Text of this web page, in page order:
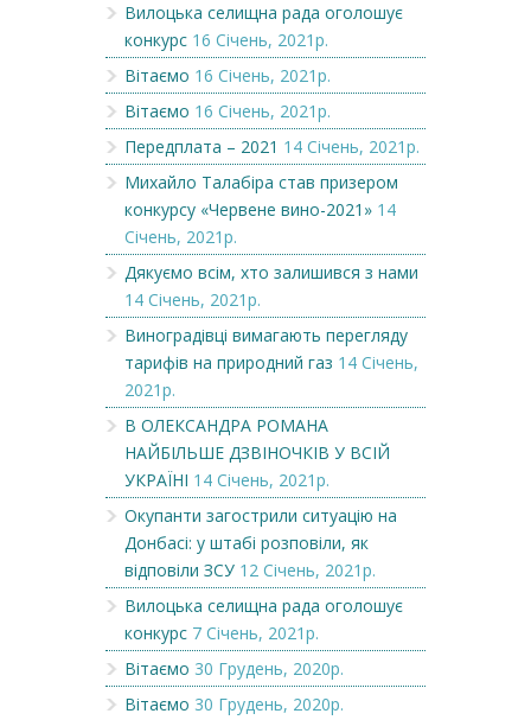
Вилоцька селищна рада оголошує
конкурс 16 Січень, 2021р.
Вітаємо 16 Січень, 2021р.
Вітаємо 16 Січень, 2021р.
Передплата – 2021 14 Січень, 2021р.
Михайло Талабіра став призером
конкурсу «Червене вино-2021» 14
Січень, 2021р.
Дякуємо всім, хто залишився з нами
14 Січень, 2021р.
Виноградівці вимагають перегляду
тарифів на природний газ 14 Січень,
2021р.
В ОЛЕКСАНДРА РОМАНА
НАЙБІЛЬШЕ ДЗВІНОЧКІВ У ВСІЙ
УКРАЇНІ 14 Січень, 2021р.
Окупанти загострили ситуацію на
Донбасі: у штабі розповіли, як
відповіли ЗСУ 12 Січень, 2021р.
Вилоцька селищна рада оголошує
конкурс 7 Січень, 2021р.
Вітаємо 30 Грудень, 2020р.
Вітаємо 30 Грудень, 2020р.